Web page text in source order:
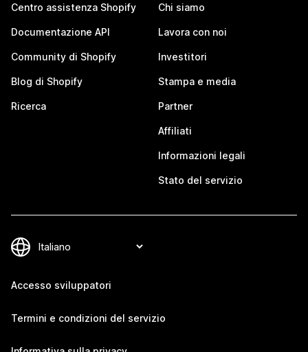
Centro assistenza Shopify
Documentazione API
Community di Shopify
Blog di Shopify
Ricerca
Chi siamo
Lavora con noi
Investitori
Stampa e media
Partner
Affiliati
Informazioni legali
Stato del servizio
Accesso sviluppatori
Termini e condizioni del servizio